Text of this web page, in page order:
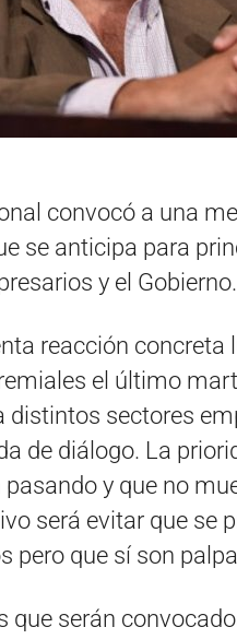
convocó a una
se anticipa para
y el Gobierno.
reacción concreta
el último
distintos sectores
de diálogo. La
pasando y que no
será evitar que se
pero que sí son
que serán